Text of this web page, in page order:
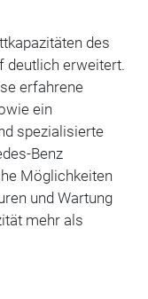
des
deutlich erweitert.
erfahrene
ein
spezialisierte
Benz
Möglichkeiten
und Wartung
mehr als